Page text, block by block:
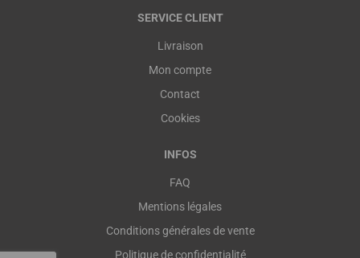
SERVICE CLIENT
Livraison
Mon compte
Contact
Cookies
INFOS
FAQ
Mentions légales
Conditions générales de vente
Politique de confidentialité